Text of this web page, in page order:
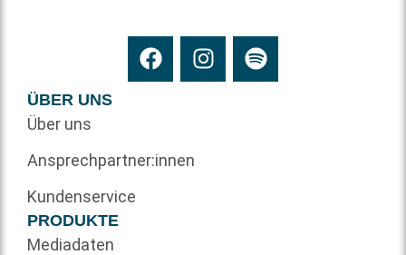
ÜBER UNS
Über uns
Ansprechpartner:innen
Kundenservice
PRODUKTE
Mediadaten